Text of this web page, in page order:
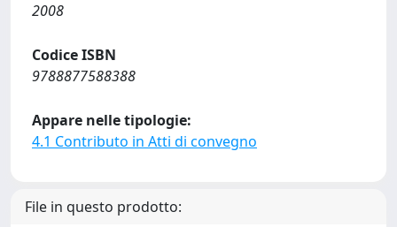
2008
Codice ISBN
9788877588388
Appare nelle tipologie:
4.1 Contributo in Atti di convegno
File in questo prodotto: